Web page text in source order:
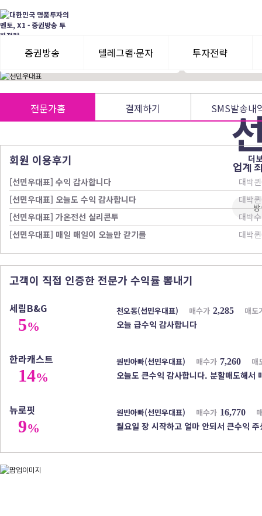
증권방송
수익률뽐내기
이용후기
텔레그램·문자
3일 무료체험
투자전략
업계
前) S사 투자운용 대표 파트너
前) I사 자산운용 총괄본부장
전문가홈 결제하기 SMS발송내
회원 이용후기
[선민우대표] 수익 감사합니다
대박
[선민우대표] 오늘도 수익 감사합니다
대박
[선민우대표] 가온전선 실리콘투
대박
[선민우대표] 매일 매일이 오늘만 같기를
대박
더
고객이 직접 인증한 전문가 수익률 뽐내기
세림B&G
5%
천오동(선민우대표) 매수가 2,285 매도
오늘 급수익 감사합니다
한라캐스트
14%
원빈아빠(선민우대표) 매수가 7,260 매
오늘도 큰수익 감사합니다. 분할매도해서
뉴로핏
9%
원빈아빠(선민우대표) 매수가 16,770